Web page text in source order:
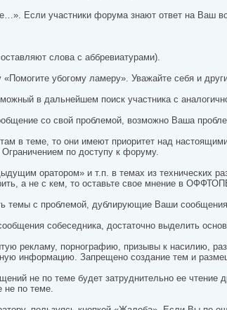
Если участники форума знают ответ на Ваш
слова с аббревиатурами).
убогому ламеру». Уважайте себя и
в дальнейшем поиск участника с
со свой проблемой, возможно Ваша
в теме, то они имеют приоритет над
по доступу к форуму.
оратором» и т.п. в темах из технических
а не с кем, то оставьте свое мнение в
темы с проблемой, дублирующие Ваши
собеседника, достаточно выделить
рекламу, порнографию, призывы к насилию,
информацию. Запрещено создание тем и
не по теме будет затруднительно ее
не по теме.